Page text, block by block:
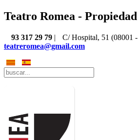
Teatro Romea - Propiedad
93 317 29 79 |
C/ Hospital, 51 (08001
teatreromea@gmail.com